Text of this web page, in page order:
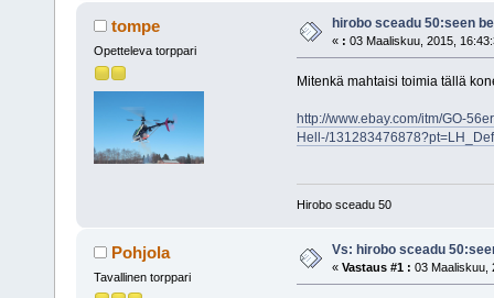
tompe
Opetteleva torppari
hirobo sceadu 50:seen
« : 03 Maaliskuu, 2015,
Mitenkä mahtaisi toimia tällä
http://www.ebay.com/itm/GO-
Hell-/
Hirobo sceadu 50
Pohjola
Tavallinen torppari
Vs: hirobo sceadu
« Vastaus #1 : 03 Maaliskuu,